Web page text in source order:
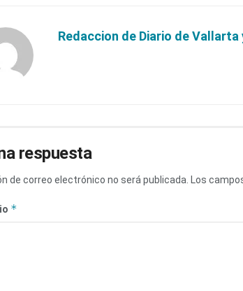
Redaccion de Diario de Vallarta
respuesta
de correo electrónico no será publicada. Los
*